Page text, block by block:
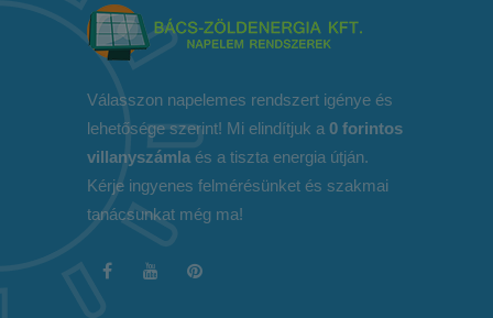
Válasszon napelemes rendszert igénye és
lehetősége szerint! Mi elindítjuk a 0 forintos
villanyszámla és a tiszta energia útján.
Kérje ingyenes felmérésünket és szakmai
tanácsunkat még ma!